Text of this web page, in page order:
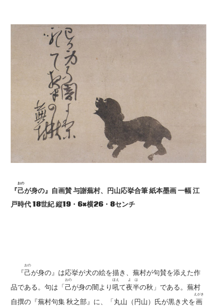
『己
おの
が身の』自画賛 与謝蕪村、円山応挙合筆 紙本墨画 一幅 江
戸時代 18世紀 縦19・6×横26・8センチ
『己
おの
が身の』は応挙が犬の絵を描き、蕪村が句賛を添えた作
品である。句は「己
おの
が身の闇より吼
ほえ
て夜
よ
半
は
の秋」である。蕪村
自撰の『蕪村句集 秋之部』に、「丸山（円山）氏が黒き犬を画
えがき